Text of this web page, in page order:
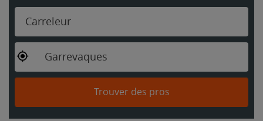
Carreleur
Garrevaques
Trouver des pros